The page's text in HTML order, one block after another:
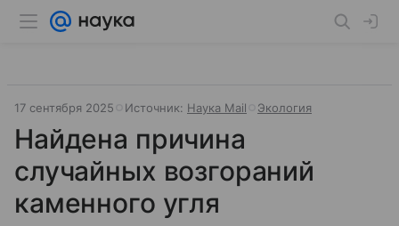
17 сентября 2025 Источник: Наука Mail Экология
Найдена причина
случайных возгораний
каменного угля